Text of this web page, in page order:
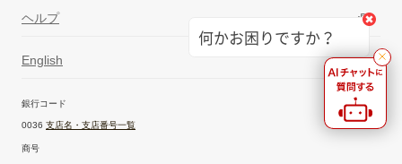
ヘルプ
English
銀行コード
0036 支店名・支店番号一覧
商号
何かお困りですか？